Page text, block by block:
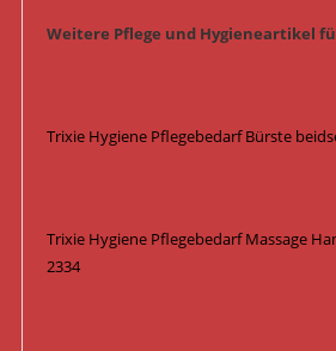
Weitere Pflege und Hygieneartikel
Trixie Hygiene Pflegebedarf Bürste
Trixie Hygiene Pflegebedarf Massage
2334